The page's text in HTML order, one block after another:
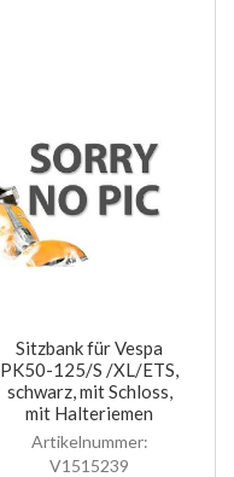
Sitzbank für Vespa
PK50-125/S /XL/ETS,
schwarz, mit Schloss,
mit Halteriemen
Artikelnummer:
V1515239